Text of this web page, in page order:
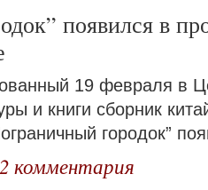
появился в
19 февраля в
и книги сборник
городок”
2 комментария